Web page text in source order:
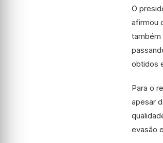
O
afirmou
também
obtidos
Para o
apesar
evasão